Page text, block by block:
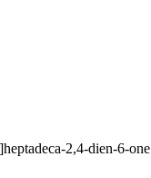
2,4-dien-6-one